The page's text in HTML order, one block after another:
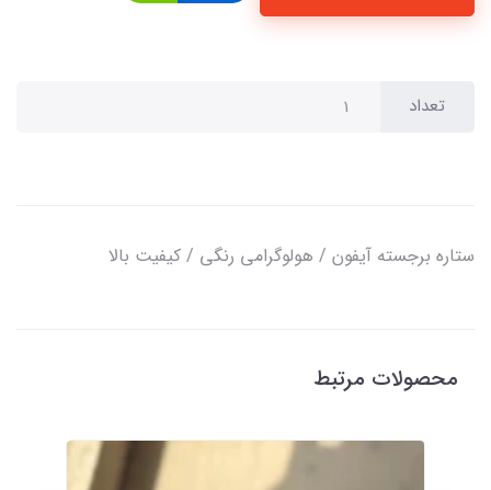
تعداد
ستاره برجسته آیفون / هولوگرامی رنگی / کیفیت بالا
محصولات مرتبط